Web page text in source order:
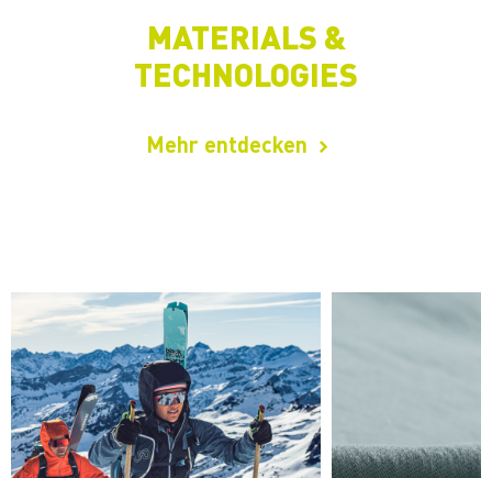
MATERIALS &
TECHNOLOGIES
Mehr entdecken